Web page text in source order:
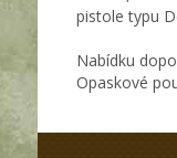
pistole typu
Nabídku
Opaskové